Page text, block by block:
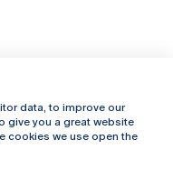
Online
data, to improve our
give you a great website
cookies we use open the